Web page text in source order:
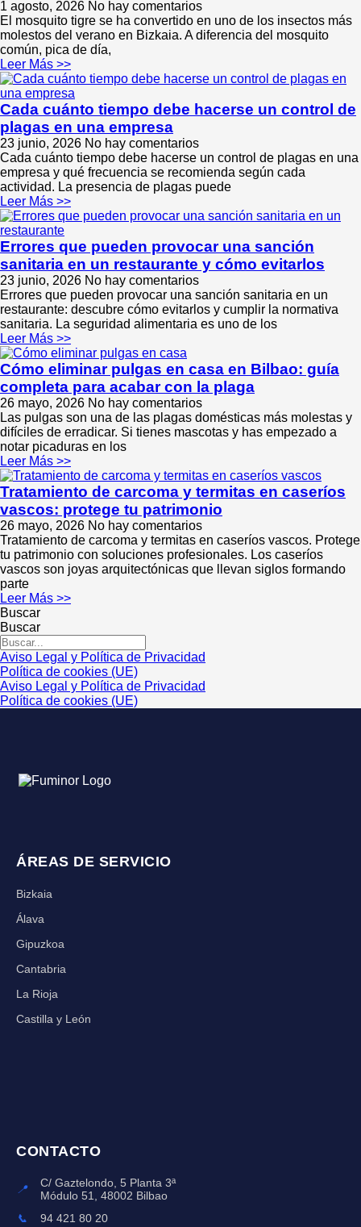
1 agosto, 2026 No hay comentarios
El mosquito tigre se ha convertido en uno de los insectos más
molestos del verano en Bizkaia. A diferencia del mosquito
común, pica de día,
Leer Más >>
Cada cuánto tiempo debe hacerse un control de
plagas en una empresa
23 junio, 2026 No hay comentarios
Cada cuánto tiempo debe hacerse un control de plagas en una
empresa y qué frecuencia se recomienda según cada
actividad. La presencia de plagas puede
Leer Más >>
Errores que pueden provocar una sanción
sanitaria en un restaurante y cómo evitarlos
23 junio, 2026 No hay comentarios
Errores que pueden provocar una sanción sanitaria en un
restaurante: descubre cómo evitarlos y cumplir la normativa
sanitaria. La seguridad alimentaria es uno de los
Leer Más >>
Cómo eliminar pulgas en casa en Bilbao: guía
completa para acabar con la plaga
26 mayo, 2026 No hay comentarios
Las pulgas son una de las plagas domésticas más molestas y
difíciles de erradicar. Si tienes mascotas y has empezado a
notar picaduras en los
Leer Más >>
Tratamiento de carcoma y termitas en caseríos
vascos: protege tu patrimonio
26 mayo, 2026 No hay comentarios
Tratamiento de carcoma y termitas en caseríos vascos. Protege
tu patrimonio con soluciones profesionales. Los caseríos
vascos son joyas arquitectónicas que llevan siglos formando
parte
Leer Más >>
Buscar
Buscar
Aviso Legal y Política de Privacidad
Política de cookies (UE)
Aviso Legal y Política de Privacidad
Política de cookies (UE)
ÁREAS DE SERVICIO
Bizkaia
Álava
Gipuzkoa
Cantabria
La Rioja
Castilla y León
CONTACTO
📍
C/ Gaztelondo, 5 Planta 3ª
Módulo 51, 48002 Bilbao
📞
94 421 80 20